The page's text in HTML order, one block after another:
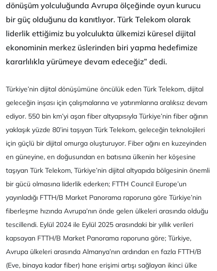
dönüşüm yolculuğunda Avrupa ölçeğinde oyun kurucu
bir güç olduğunu da kanıtlıyor. Türk Telekom olarak
liderlik ettiğimiz bu yolculukta ülkemizi küresel dijital
ekonominin merkez üslerinden biri yapma hedefimize
kararlılıkla yürümeye devam edeceğiz” dedi.
Türkiye’nin dijital dönüşümüne öncülük eden Türk Telekom, dijital
geleceğin inşası için çalışmalarına ve yatırımlarına aralıksız devam
ediyor. 550 bin km’yi aşan fiber altyapısıyla Türkiye’nin fiber ağının
yaklaşık yüzde 80’ini taşıyan Türk Telekom, geleceğin teknolojileri
için güçlü bir dijital omurga oluşturuyor. Fiber ağını en kuzeyinden
en güneyine, en doğusundan en batısına ülkenin her köşesine
taşıyan Türk Telekom, Türkiye’nin dijital altyapıda bölgesinin önemli
bir gücü olmasına liderlik ederken; FTTH Council Europe’un
yayınladığı FTTH/B Market Panorama raporuna göre Türkiye’nin
fiberleşme hızında Avrupa’nın önde gelen ülkeleri arasında olduğu
tescillendi. Eylül 2024 ile Eylül 2025 arasındaki bir yıllık verileri
kapsayan FTTH/B Market Panorama raporuna göre; Türkiye,
Avrupa ülkeleri arasında Almanya’nın ardından en fazla FTTH/B
(Eve, binaya kadar fiber) hane erişimi artışı sağlayan ikinci ülke